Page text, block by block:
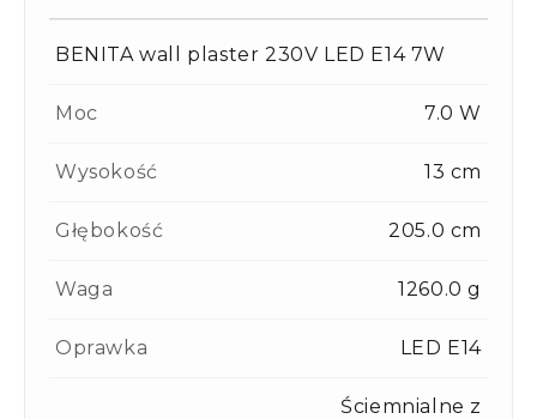
BENITA wall plaster 230V LED E14 7W
Moc 7.0 W
Wysokość 13 cm
Głębokość 205.0 cm
Waga 1260.0 g
Oprawka LED E14
Ściemnialne z